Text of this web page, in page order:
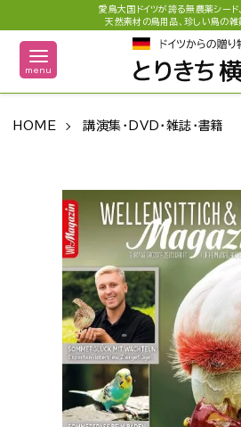
愛鳥大国ドイツが誇る無農薬シード、
天然素材の鳥用品、珍しい鳥の雑
menu
HOME 講演集・DVD・雑誌・書籍